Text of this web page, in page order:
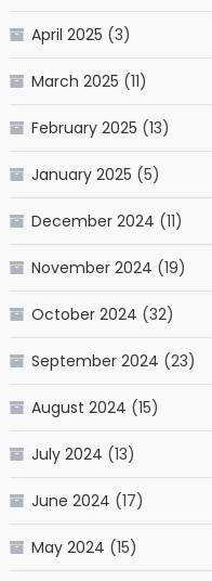
April 2025 (3)
March 2025 (11)
February 2025 (13)
January 2025 (5)
December 2024 (11)
November 2024 (19)
October 2024 (32)
September 2024 (23)
August 2024 (15)
July 2024 (13)
June 2024 (17)
May 2024 (15)